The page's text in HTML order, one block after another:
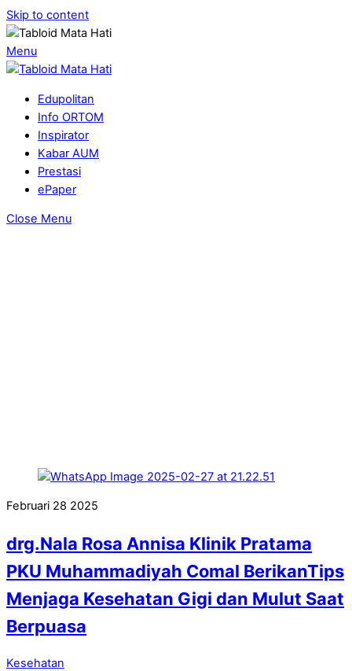
Skip to content
Menu
Edupolitan
Info ORTOM
Inspirator
Kabar AUM
Prestasi
ePaper
Close Menu
Februari 28 2025
drg.Nala Rosa Annisa Klinik Pratama
PKU Muhammadiyah Comal BerikanTips
Menjaga Kesehatan Gigi dan Mulut Saat
Berpuasa
Kesehatan